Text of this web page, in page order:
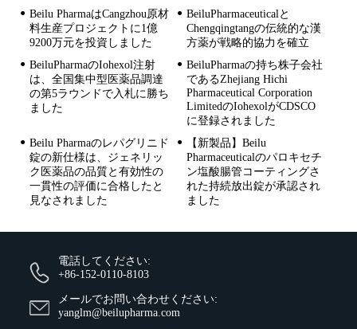
Beilu PharmaはCangzhou原材
料生産プロジェクトに1億
9200万元を投資しました
BeiluPharmaceuticalと
Chengqingtangの伝統的な漢
方薬が戦略的協力を確立
BeiluPharmaのIohexol注射
は、全国集中型医薬品調達
の第5ラウンドで入札に勝ち
ました
BeiluPharmaの持ち株子会社
であるZhejiang Hichi
Pharmaceutical Corporation
LimitedのIohexolがCDSCO
に登録されました
Beilu Pharmaのレパグリニド
錠の新仕様は、ジェネリッ
ク医薬品の品質と有効性の
一貫性の評価に合格したと
見なされました
【新製品】Beilu
Pharmaceuticalのパロキセチ
ン塩酸腸管コーティングさ
れた持続放出錠が承認され
ました
電話してください:
+86-152-0110-8103
メールでお問い合わせください:
yanglm@beilupharma.com